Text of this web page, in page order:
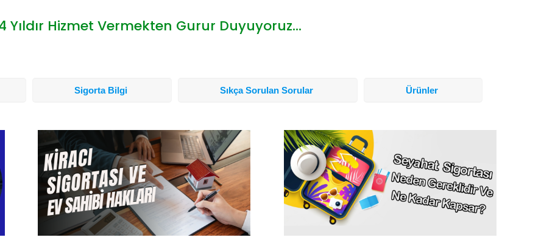
Yıldır Hizmet Vermekten Gurur Duyuyoruz...
Sigorta Bilgi Sıkça Sorulan Sorular Ürünler